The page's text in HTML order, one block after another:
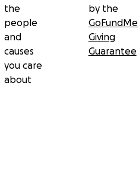
the
people
and
causes
you care
about
by the
GoFundMe
Giving
Guarantee